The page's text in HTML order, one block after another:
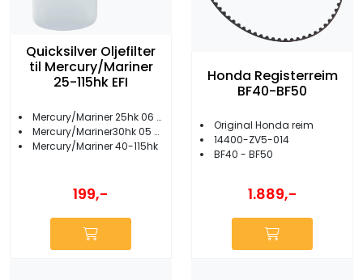
Quicksilver Oljefilter
til Mercury/Mariner
25-115hk EFI
Mercury/Mariner 25hk 06 og eldre
Mercury/Mariner30hk 05 og eldre
Mercury/Mariner 40-115hk
199,-
Honda Registerreim
BF40-BF50
Original Honda reim
14400-ZV5-014
BF40 - BF50
1.889,-